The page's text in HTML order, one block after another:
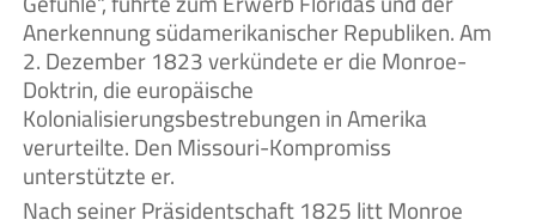
Anerkennung südamerikanischer Republiken. Am
2. Dezember 1823 verkündete er die Monroe-
Doktrin, die europäische
Kolonialisierungsbestrebungen in Amerika
verurteilte. Den Missouri-Kompromiss
unterstützte er.
Nach seiner Präsidentschaft 1825 litt Monroe